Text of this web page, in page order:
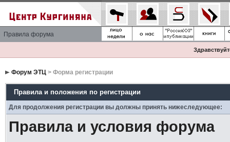
Правила форума
Форум ЭТЦ> Форма регистрации
Правила и положения по регистрации
Для продолжения регистрации вы должны принять нижеследующее:
Правила и условия форума